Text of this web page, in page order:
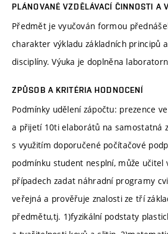
PLÁNOVANÉ VZDĚLÁVACÍ ČINNOSTI A
Předmět je vyučován formou
charakter výkladu základních principů
disciplíny. Výuka je doplněna
ZPŮSOB A KRITÉRIA HODNOCENÍ
Podmínky udělení zápočtu: prezence
a přijetí 10ti elaborátů na samostatná
s využitím doporučené počítačové
podmínku student nesplní, může učitel
případech zadat náhradní programy
veřejná a prověřuje znalosti ze tří
předmětu,tj. 1)fyzikální podstaty